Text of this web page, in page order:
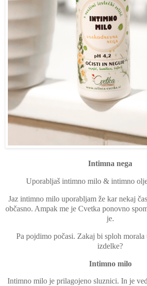
Intimna nega
Uporabljaš intimno milo & intimno
Jaz intimno milo uporabljam že kar nekaj
občasno. Ampak me je Cvetka ponovno
je.
Pa pojdimo počasi. Zakaj bi sploh morala
izdelke?
Intimno milo
Intimno milo je prilagojeno sluznici. In je